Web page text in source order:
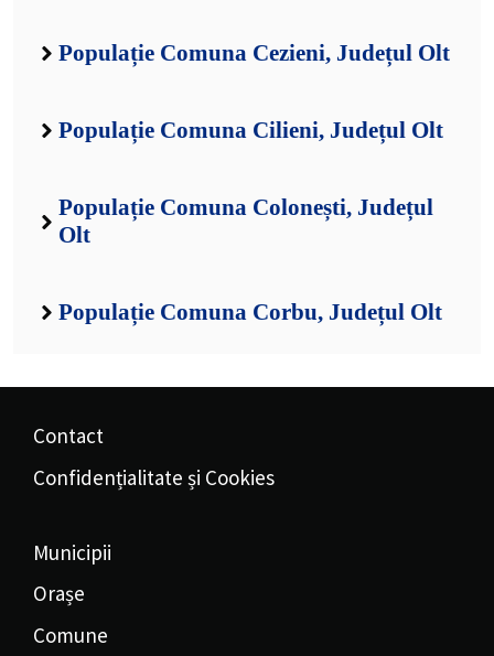
Populație Comuna Cezieni, Județul Olt
Populație Comuna Cilieni, Județul Olt
Populație Comuna Colonești, Județul
Olt
Populație Comuna Corbu, Județul Olt
Contact
Confidențialitate și Cookies
Municipii
Orașe
Comune